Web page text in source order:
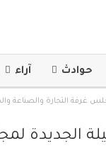
حوادث آراء
غرفة التجارة
الجديدة